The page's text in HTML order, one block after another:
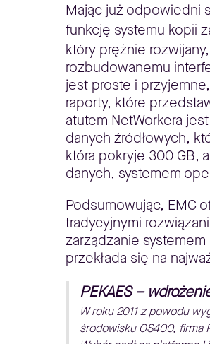
Mając już odpowiedni
funkcję systemu kopii
który prężnie
rozbudowanemu
jest proste i
raporty, które
atutem NetWorkera
danych źródłowych,
która pokryje 300 GB,
danych, systemem
Podsumowując, EMC
tradycyjnymi
zarządzanie
przekłada się na
PEKAES –
W roku 2011 z powodu
środowisku OS400, firma